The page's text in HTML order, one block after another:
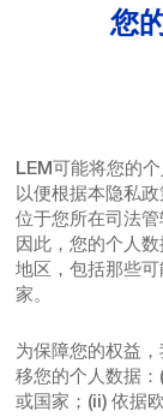
您
LEM可能将您的
以便根据本隐私
位于您所在司法管
因此，您的个人
地区，包括那些
家。
为保障您的权益
移您的个人数据
或国家；(ii) 依据